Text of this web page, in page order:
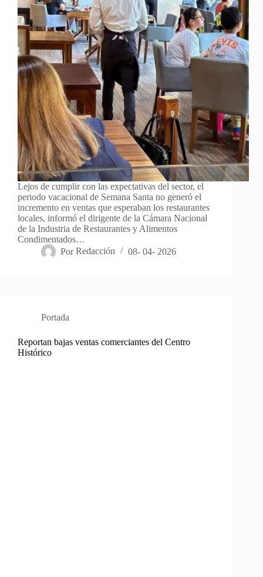
Lejos de cumplir con las expectativas del sector, el
periodo vacacional de Semana Santa no generó el
incremento en ventas que esperaban los restaurantes
locales, informó el dirigente de la Cámara Nacional
de la Industria de Restaurantes y Alimentos
Condimentados…
Por Redacción 08- 04- 2026
Portada
Reportan bajas ventas comerciantes del Centro
Histórico